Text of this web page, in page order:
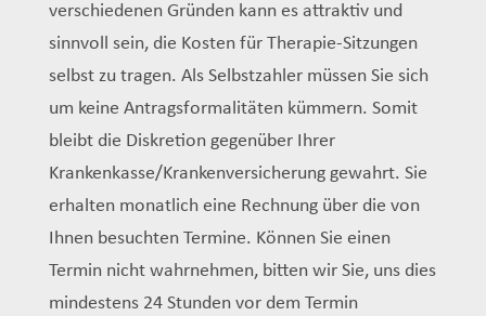
verschiedenen Gründen kann es attraktiv und
sinnvoll sein, die Kosten für Therapie-Sitzungen
selbst zu tragen. Als Selbstzahler müssen Sie sich
um keine Antragsformalitäten kümmern. Somit
bleibt die Diskretion gegenüber Ihrer
Krankenkasse/Krankenversicherung gewahrt. Sie
erhalten monatlich eine Rechnung über die von
Ihnen besuchten Termine. Können Sie einen
Termin nicht wahrnehmen, bitten wir Sie, uns dies
mindestens 24 Stunden vor dem Termin